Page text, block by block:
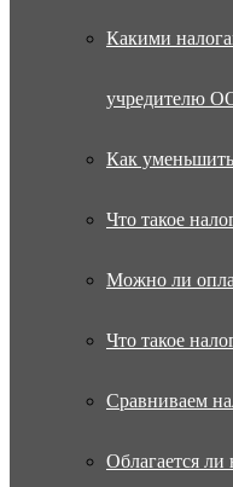
Какими
учредителю
Как
Что такое
Можно ли
Что такое
Сравниваем
Облагается